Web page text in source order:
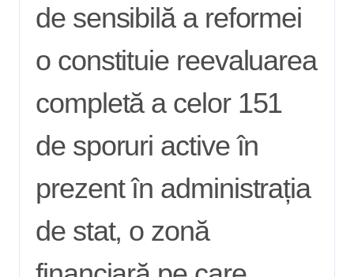
de sensibilă a reformei
o constituie reevaluarea
completă a celor 151
de sporuri active în
prezent în administrația
de stat, o zonă